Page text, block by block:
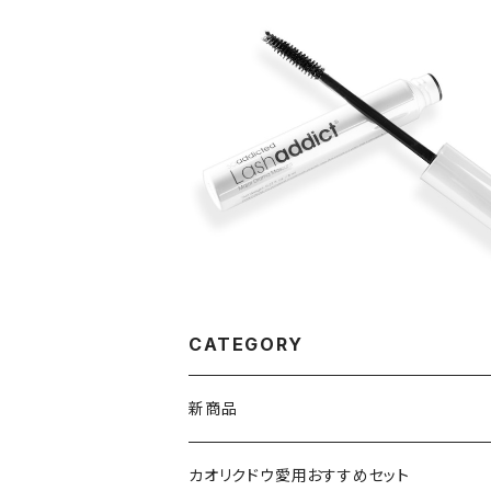
ラッシュアディクトメジャードマスカ
¥4,400
SOLD OUT
CATEGORY
新商品
VSPIC R
カオリクドウ愛用おすすめセット